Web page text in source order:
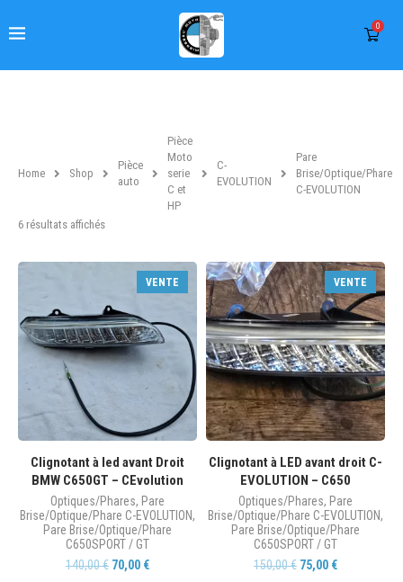
0
Home Shop
Pièce
auto
Pièce
Moto
serie
C et
HP
C-
EVOLUTION
Pare
Brise/Optique/Phare
C-EVOLUTION
6 résultats affichés
VENTE
Clignotant à led avant Droit
BMW C650GT – CEvolution
Optiques/Phares, Pare
Brise/Optique/Phare C-EVOLUTION,
Pare Brise/Optique/Phare
C650SPORT / GT
140,00€ 70,00 €
VENTE
Clignotant à LED avant droit C-
EVOLUTION – C650
Optiques/Phares, Pare
Brise/Optique/Phare C-EVOLUTION,
Pare Brise/Optique/Phare
C650SPORT / GT
150,00€ 75,00 €